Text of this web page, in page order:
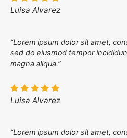
Luisa Alvarez
“Lorem ipsum dolor sit amet,
sed do eiusmod tempor
magna aliqua.”
Luisa Alvarez
“Lorem ipsum dolor sit amet,